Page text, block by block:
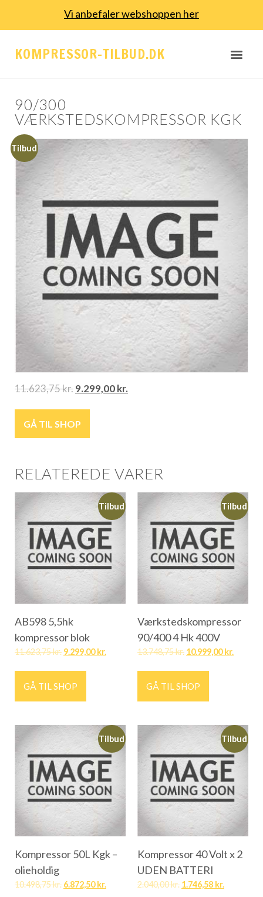
Vi anbefaler webshoppen her
KOMPRESSOR-TILBUD.DK
90/300
VÆRKSTEDSKOMPRESSOR KGK
Tilbud
11.623,75kr.9.299,00kr.
GÅ TIL SHOP
RELATEREDE VARER
Tilbud
AB598 5,5hk
kompressor blok
11.623,75kr. 9.299,00kr.
GÅ TIL SHOP
Tilbud
Værkstedskompressor
90/400 4 Hk 400V
13.748,75kr. 10.999,00kr.
GÅ TIL SHOP
Tilbud
Kompressor 50L Kgk –
olieholdig
10.498,75kr. 6.872,50kr.
Tilbud
Kompressor 40 Volt x 2
UDEN BATTERI
2.040,00kr. 1.746,58 kr.